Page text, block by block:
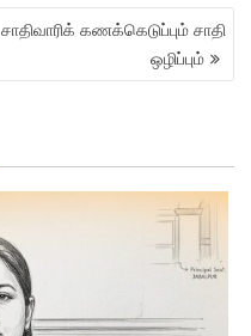
சாதிவாரிக் கணக்கெடுப்பும் சாதி
ஒழிப்பும்